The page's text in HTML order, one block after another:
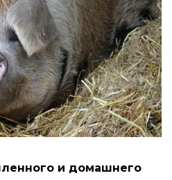
и домашнего